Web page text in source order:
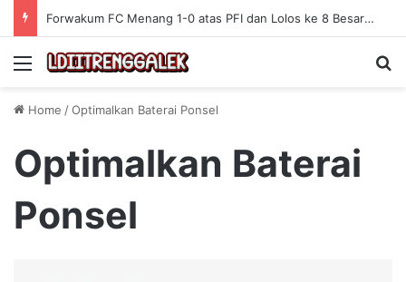
Forwakum FC Menang 1-0 atas PFI dan Lolos ke 8 Besar Mini Soccer Porwasu 2026
Menu
Home /Optimalkan Baterai Ponsel
Optimalkan Baterai
Ponsel